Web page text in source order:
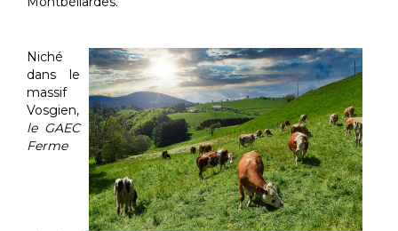
Niché
dans le
massif
Vosgien,
le GAEC
Ferme